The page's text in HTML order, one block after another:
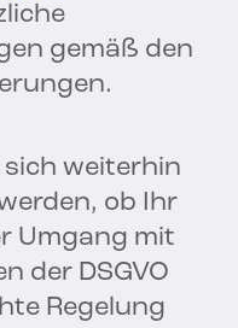
gemäß den
sich weiterhin
ob Ihr
Umgang mit
der DSGVO
Regelung